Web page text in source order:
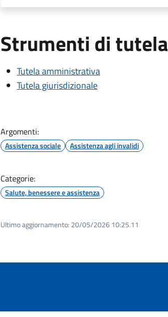
Strumenti di tutela
Tutela amministrativa
Tutela giurisdizionale
Argomenti:
Assistenza sociale Assistenza agli invalidi
Categorie:
Salute, benessere e assistenza
Ultimo aggiornamento: 20/05/2026 10:25.11